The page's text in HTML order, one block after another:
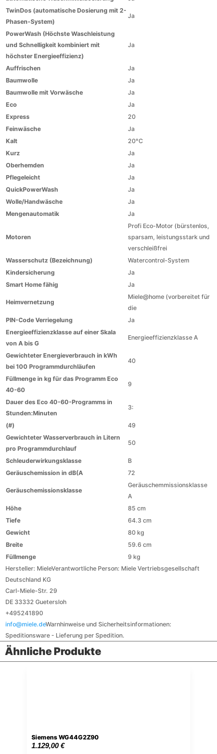
TwinDos (automatische Dosierung mit 2-
Phasen-System)
Ja
PowerWash (Höchste Waschleistung
und Schnelligkeit kombiniert mit
höchster Energieeffizienz)
Ja
Auffrischen
Ja
Baumwolle
Ja
Baumwolle mit Vorwäsche
Ja
Eco
Ja
Express
20
Feinwäsche
Ja
Kalt
20°C
Kurz
Ja
Oberhemden
Ja
Pflegeleicht
Ja
QuickPowerWash
Ja
Wolle/Handwäsche
Ja
Mengenautomatik
Ja
Motoren
Profi Eco-Motor (bürstenlos,
sparsam, leistungsstark und
verschleißfrei
Wasserschutz (Bezeichnung)
Watercontrol-System
Kindersicherung
Ja
Smart Home fähig
Ja
Heimvernetzung
Miele@home (vorbereitet für
die
PIN-Code Verriegelung
Ja
Energieeffizienzklasse auf einer Skala
von A bis G
Energieeffizienzklasse A
Gewichteter Energieverbrauch in kWh
bei 100 Programmdurchläufen
40
Füllmenge in kg für das Programm Eco
40-60
9
Dauer des Eco 40-60-Programms in
Stunden:Minuten
3:
(#)
49
Gewichteter Wasserverbrauch in Litern
pro Programmdurchlauf
50
Schleuderwirkungsklasse
B
Geräuschemission in dB(A
72
Geräuschemissionsklasse
Geräuschemmissionsklasse
A
Höhe
85 cm
Tiefe
64.3 cm
Gewicht
80 kg
Breite
59.6 cm
Füllmenge
9 kg
Hersteller: MieleVerantwortliche Person: Miele Vertriebsgesellschaft
Deutschland KG
Carl-Miele-Str. 29
DE 33332 Guetersloh
+495241890
info@miele.deWarnhinweise und Sicherheitsinformationen:
Speditionsware - Lieferung per Spedition.
Ähnliche Produkte
Siemens WG44G2Z90
1.129,00€